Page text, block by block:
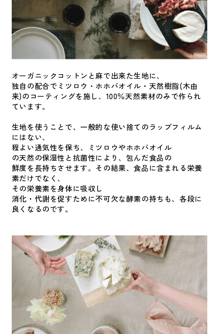
オーガニックコットンと麻で出来た生地に、
独自の配合でミツロウ・ホホバオイル・天然樹脂(木由
来)のコーティングを施し、100％天然素材のみで作られ
ています。
生地を使うことで、一般的な使い捨てのラップフィルム
にはない、
程よい通気性を保ち、ミツロウやホホバオイル
の天然の保湿性と抗菌性により、包んだ食品の
鮮度を長持ちさせます。その結果、食品に含まれる栄養
素だけでなく、
その栄養素を身体に吸収し
消化・代謝を促すために不可欠な酵素の持ちも、各段に
良くなるのです。